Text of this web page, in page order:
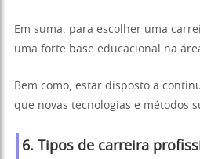
Em suma, para escolher uma
uma forte base educacional na
Bem como, estar disposto a
que novas tecnologias e métodos
6. Tipos de carreira